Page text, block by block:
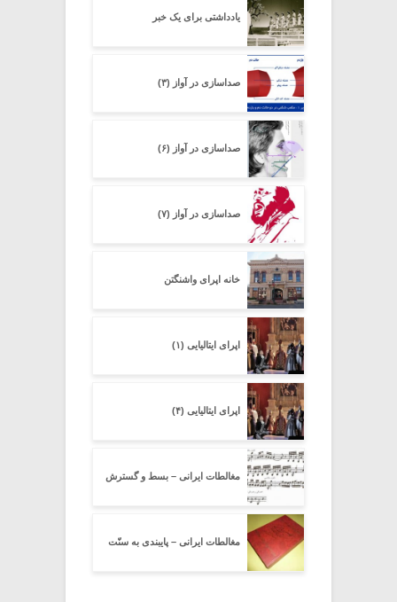
یادداشتی برای یک خبر
صداسازی در آواز (۳)
صداسازی در آواز (۶)
صداسازی در آواز (۷)
خانه اپرای واشنگتن
اپرای ایتالیایی (۱)
اپرای ایتالیایی (۴)
مغالطات ایرانی – بسط و گسترش
مغالطات ایرانی – پایبندی به سنّت